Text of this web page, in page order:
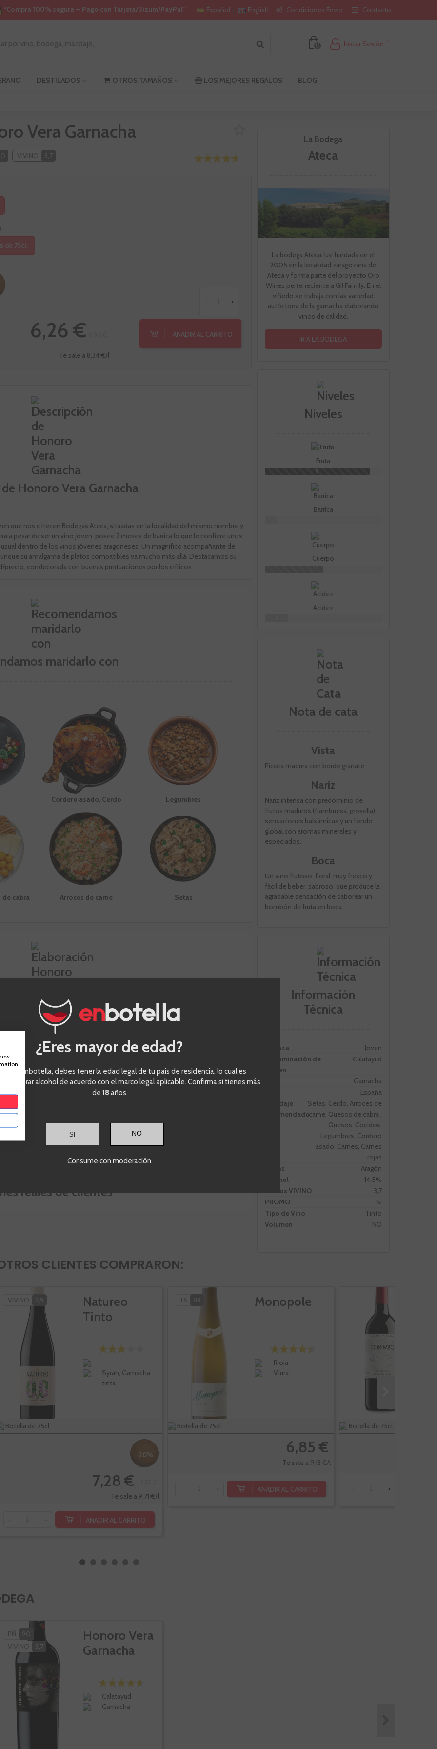
“Compra 100% segura — Pago con Tarjeta/Bizum/PayPal” Español English Condiciones Envío Contacto
0 Iniciar Sesión
DESTILADOS OTROS TAMAÑOS LOS MEJORES REGALOS BLOG
La Bodega
Ateca
La bodega Ateca fue fundada en el
2005 en la localidad zaragozana de
Ateca y forma parte del proyecto Oro
Wines perteneciente a Gil Family. En el
viñedo se trabaja con las variedad
autóctona de la garnacha elaborando
vinos de calidad.
IR A LA BODEGA
Niveles
Fruta
9
Barrica
Cuerpo
Acidez
Nota de cata
Vista
Picota madura con borde granate.
Nariz
Nariz intensa con predominio de
frutos maduros (frambuesa, grosella),
sensaciones balsámicas y un fondo
global con aromas minerales y
especiados.
Boca
Un vino frutoso, floral, muy fresco y
fácil de beber, sabroso, que produce la
agradable sensación de saborear un
bombón de fruta en boca.
Información
Técnica
Crianza
Joven
Denominación de
Origen
Calatayud
Garnacha
España
Maridaje
recomendado
Setas, Cerdo, Arroces de
carne, Quesos de cabra ,
Quesos, Cocidos,
Legumbres, Cordero
asado, Carnes, Carnes
rojas
Zonas
Aragón
Alcohol
14,5%
Puntos VIVINO
3,7
PROMO
Si
Tipo de Vino
Tinto
Volumen
NO
Vera Garnacha
VIVINO 3,7
de 75cl.
6,26 €
Te sale a 8,34 €/l
- +
AÑADIR AL CARRITO
Honoro Vera Garnacha
que nos ofrecen Bodegas Ateca, situadas en la localidad del mismo nombre y
a pesar de ser un vino jóven, posee 2 meses de barrica lo que le confiere unos
dentro de los vinos jóvenes aragoneses. Un magnífico acompañante de
su amalgama de platos compatibles va mucho más allá. Destacamos su
precio, condecorada con buenas puntuaciones por los críticos.
maridarlo con
Cordero asado, Cerdo Legumbres
de cabra Arroces de carne Setas
Honoro Vera Garnacha
en depósitos de acero
durante 15 días con una
máxima de 25 ºC. Tras realizar la
maloláctica ha permanecido
en barricas de roble francés.
reales de clientes
CLIENTES COMPRARON:
VIVINO 2,9
Natureo
Tinto
Syrah, Garnacha
tinta
Botella de 75cl.
-20%
7,28 €
Te sale a 9,71 €/l
- + AÑADIR AL CARRITO
TA 89 Monopole
Rioja
Viura
Botella de 75cl.
6,85 €
Te sale a 9,13 €/l
- + AÑADIR AL CARRITO
Botella de 75cl.
- +
PÑ
90
VIVINO
3,7
Honoro Vera
Garnacha
Calatayud
Garnacha
¿Eres mayor de edad?
a enbotella, debes tener la edad legal de tu país de residencia, lo cual es
comprar alcohol de acuerdo con el marco legal aplicable. Confirma si tienes más
de18 años
SI
Consume con moderación